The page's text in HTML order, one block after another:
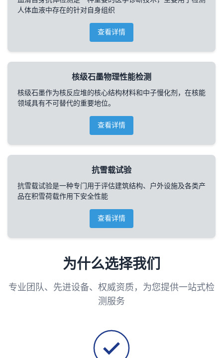
人体血液中存在的针对自身组织
查看详情
核级石墨物理性能检测
核级石墨作为核反应堆的核心结构材料和中子慢化剂，在核能
领域具有不可替代的重要地位。
查看详情
抗雪载试验
抗雪载试验是一种专门用于评估建筑结构、户外设施及各类产
品在积雪荷载作用下安全性能
查看详情
为什么选择我们
专业团队、先进设备、权威资质，为您提供一站式检
测服务